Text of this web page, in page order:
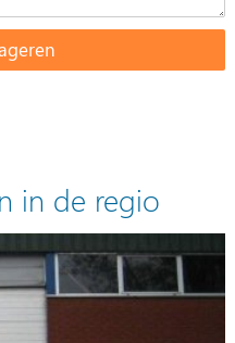
in de regio